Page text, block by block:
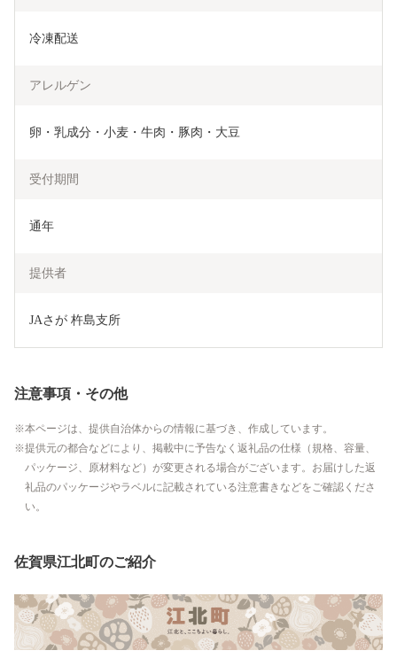
冷凍配送
アレルゲン
卵・乳成分・小麦・牛肉・豚肉・大豆
受付期間
通年
提供者
JAさが 杵島支所
注意事項・その他
本ページは、提供自治体からの情報に基づき、作成しています。
提供元の都合などにより、掲載中に予告なく返礼品の仕様（規格、容量、
パッケージ、原材料など）が変更される場合がございます。お届けした返
礼品のパッケージやラベルに記載されている注意書きなどをご確認くださ
い。
佐賀県江北町のご紹介